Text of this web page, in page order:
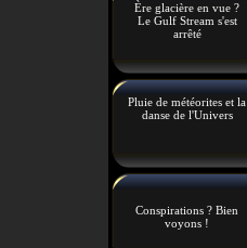
Ère glacière en vue ?
Le Gulf Stream s'est
arrêté
Pluie de météorites et la
danse de l'Univers
Conspirations ? Bien
voyons !